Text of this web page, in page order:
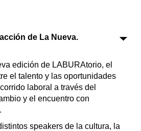
de La Nueva.
edición de LABURAtorio, el
el talento y las oportunidades
laboral a través del
y el encuentro con
speakers de la cultura, la